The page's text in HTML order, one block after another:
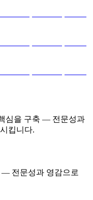
심을 구축 — 전문성과
킵니다.
— 전문성과 영감으로